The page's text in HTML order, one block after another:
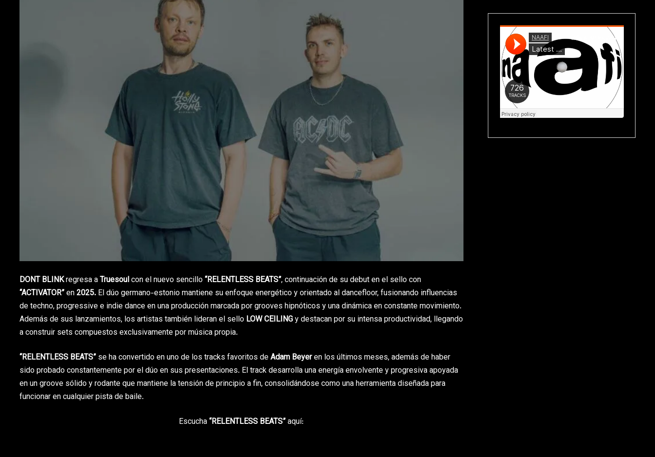
DONT BLINKregresa aTruesoulcon el nuevo sencillo“RELENTLESS BEATS”, continuación de su debut en el sello con
“ACTIVATOR”en2025. El dúo germano-estonio mantiene su enfoque energético y orientado al dancefloor, fusionando influencias
de techno, progressive e indie dance en una producción marcada por grooves hipnóticos y una dinámica en constante movimiento.
Además de sus lanzamientos, los artistas también lideran el sello LOW CEILINGy destacan por su intensa productividad, llegando
a construir sets compuestos exclusivamente por música propia.
“RELENTLESS BEATS” se ha convertido en uno de los tracks favoritos deAdam Beyeren los últimos meses, además de haber
sido probado constantemente por el dúo en sus presentaciones. El track desarrolla una energía envolvente y progresiva apoyada
en un groove sólido y rodante que mantiene la tensión de principio a fin, consolidándose como una herramienta diseñada para
funcionar en cualquier pista de baile.
Escucha“RELENTLESS BEATS”aquí: